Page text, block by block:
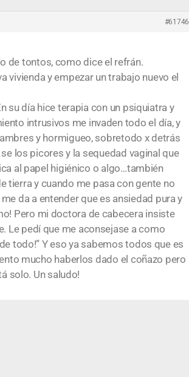
#61746
de tontos, como dice el refrán.
vivienda y empezar un trabajo nuevo el
su día hice terapia con un psiquiatra y
intrusivos me invaden todo el día, y
y hormigueo, sobretodo x detrás
los picores y la sequedad vaginal que
al papel higiénico o algo…también
tierra y cuando me pasa con gente no
da a entender que es ansiedad pura y
Pero mi doctora de cabecera insiste
Le pedí que me aconsejase a como
todo!” Y eso ya sabemos todos que es
mucho haberlos dado el coñazo pero
solo. Un saludo!